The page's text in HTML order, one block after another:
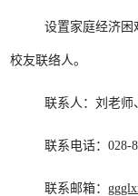
设置家庭经济困
校友联络人。
联系人：刘老师
联系电话：028-
联系邮箱：